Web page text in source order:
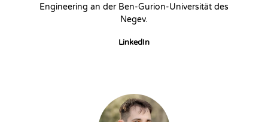
Engineering an der Ben-Gurion-Universität des
Negev.
LinkedIn